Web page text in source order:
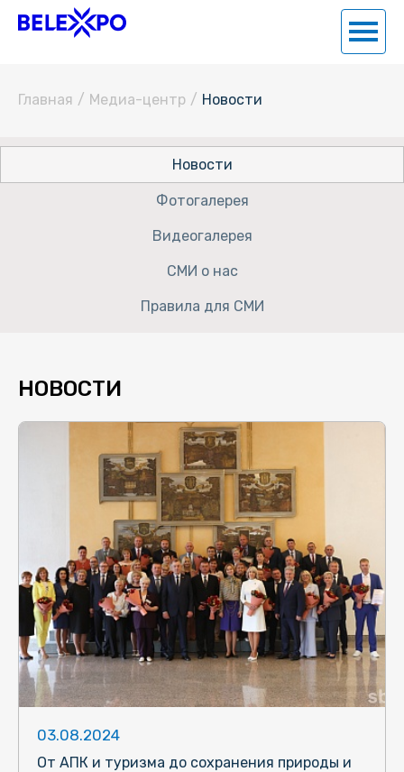
Главная / Медиа-центр / Новости
Новости
Фотогалерея
Видеогалерея
СМИ о нас
Правила для СМИ
НОВОСТИ
03.08.2024
От АПК и туризма до сохранения природы и